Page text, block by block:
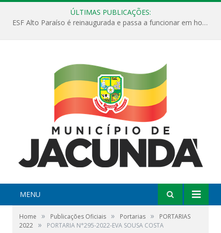
ÚLTIMAS PUBLICAÇÕES:
ESF Alto Paraíso é reinaugurada e passa a funcionar em horário estendido
MENU
Home » Publicações Oficiais » Portarias »
PORTARIAS
2022 » PORTARIA N°295-2022-EVA SOUSA COSTA